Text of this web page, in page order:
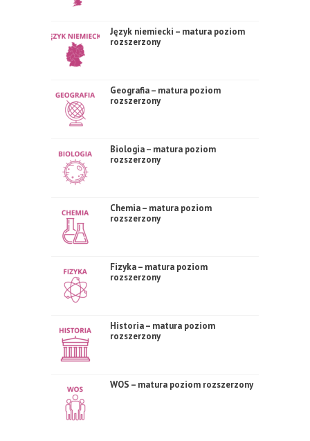
Język niemiecki – matura poziom
rozszerzony
Geografia – matura poziom
rozszerzony
Biologia – matura poziom
rozszerzony
Chemia – matura poziom
rozszerzony
Fizyka – matura poziom
rozszerzony
Historia – matura poziom
rozszerzony
WOS – matura poziom rozszerzony